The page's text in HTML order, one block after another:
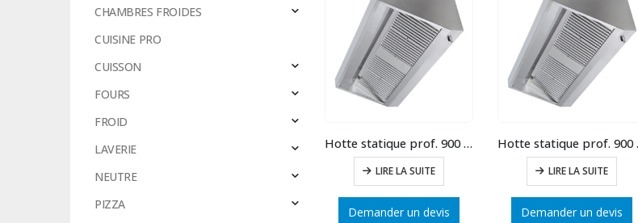
Hotte statique prof. 900 long.3000
LIRE LA SUITE
Demander un devis
LIRE LA SUITE
Demander un devis
CHAMBRES FROIDES
CUISINE PRO
CUISSON
FOURS
FROID
LAVERIE
NEUTRE
PIZZA